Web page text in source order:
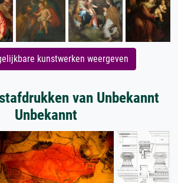
kunstwerken weergeven
van Unbekannt
Unbekannt